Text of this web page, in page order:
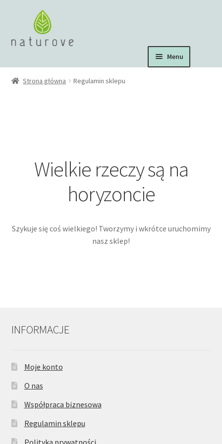
Przejdź
nawigacji
Przejdź
treści
Menu
Suplementy diety
Strona główna Regulamin sklepu
Wielkie rzeczy są na
horyzoncie
Szykuje się coś wielkiego! Tworzymy i wkrótce uruchomimy
nasz sklep!
INFORMACJE
Moje konto
O nas
Współpraca biznesowa
Regulamin sklepu